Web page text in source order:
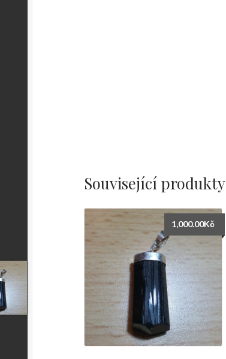
Související produkty
1,000.00Kč